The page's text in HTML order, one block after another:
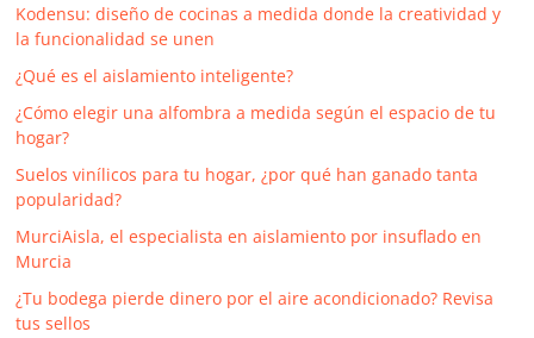
Kodensu: diseño de cocinas a medida donde la creatividad y
la funcionalidad se unen
¿Qué es el aislamiento inteligente?
¿Cómo elegir una alfombra a medida según el espacio de tu
hogar?
Suelos vinílicos para tu hogar, ¿por qué han ganado tanta
popularidad?
MurciAisla, el especialista en aislamiento por insuflado en
Murcia
¿Tu bodega pierde dinero por el aire acondicionado? Revisa
tus sellos